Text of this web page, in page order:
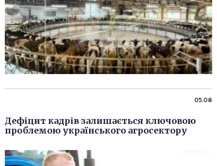
05.08
Дефіцит кадрів залишається ключовою
проблемою українського агросектору